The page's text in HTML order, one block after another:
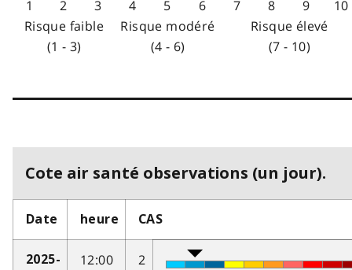
1 2 3 4 5 6 7 8 9
10
Risque faible
(1 - 3)
Risque modéré
(4 - 6)
Risque élevé
(7 - 10)
Cote air santé observations (un jour).
Date heure CAS
2025-
12:00
2